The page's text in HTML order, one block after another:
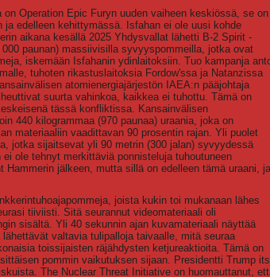
Operation Epic Furyn uuden vaiheen keskiössä, se on
ja edelleen kehittymässä. Isfahan ei ole uusi kohde
aikana kesällä 2025 Yhdysvallat lähetti B-2 Spirit -
paunan) massiivisilla syvyyspommeilla, jotka ovat
iskemään Isfahanin ydinlaitoksiin. Tuo kampanja
tuhoten rikastuslaitoksia Fordow'ssa ja Natanzissa
atomienergiajärjestön IAEA:n pääjohtaja
suurta vahinkoa, kaikkea ei tuhottu. Tämä on
tässä konfliktissa. Kansainvälisen
440 kilogrammaa (970 paunaa) uraania, joka on
materiaaliin vaadittavan 90 prosentin rajan. Yli puolet
jotka sijaitsevat yli 90 metrin (300 jalan) syvyydessä
ole tehnyt merkittäviä ponnisteluja tuhoutuneen
jälkeen, mutta sillä on edelleen tämä uraani, ja
joista kukin toi mukanaan lähes
tiiviisti. Sitä seurannut videomateriaali oli
sisältä. Yli 40 sekunnin ajan kuvamateriaali näyttää
valtavia tulipalloja taivaalle, mitä seuraa
toissijaisten räjähdysten ketjureaktioita. Tämä on
pommin vaikutuksen sijaan. Presidentti Trump
The Nuclear Threat Initiative on huomauttanut,